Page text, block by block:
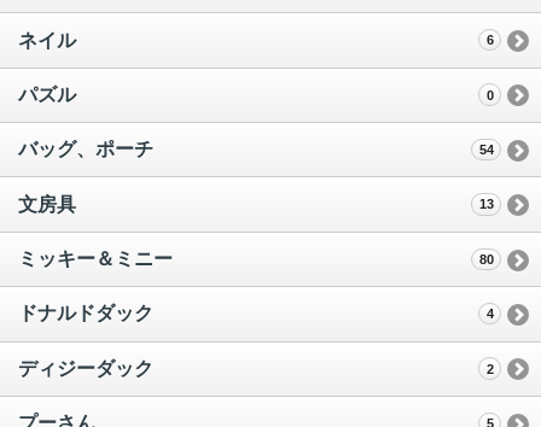
ネイル 6
パズル 0
バッグ、ポーチ 54
文房具 13
ミッキー＆ミニー 80
ドナルドダック 4
ディジーダック 2
5